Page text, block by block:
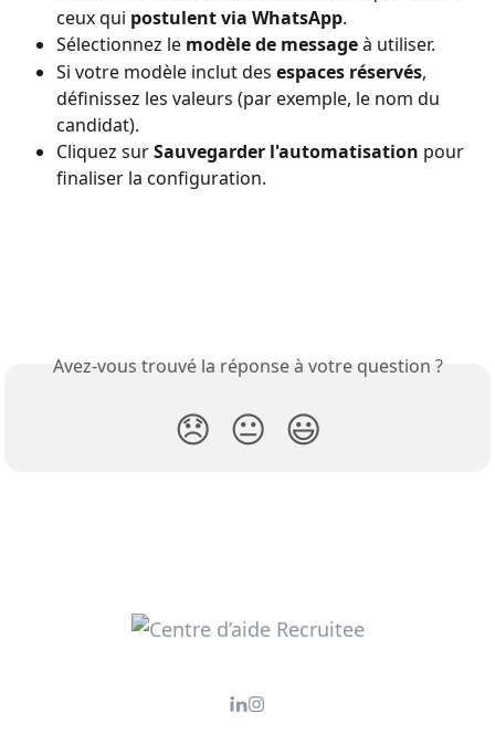
ceux qui postulent via WhatsApp.
Sélectionnez le modèle de message à utiliser.
Si votre modèle inclut des espaces réservés,
définissez les valeurs (par exemple, le nom du
candidat).
Cliquez sur Sauvegarder l'automatisation pour
finaliser la configuration.
Avez-vous trouvé la réponse à votre question ?
😞 😐 😃